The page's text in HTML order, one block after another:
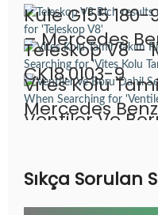
Kule G155
– Mercedes
Teleskop V8 –
CK18.0103-9
Vites Kolu
Mercedes Benz
Ventiler Ve
Sıkça Sorulan